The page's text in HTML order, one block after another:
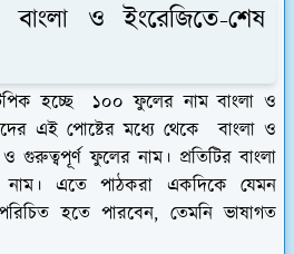
ও ইংরেজিতে-শেষ
হচ্ছে ১০০ ফুলের নাম বাংলা ও
এই পোষ্টের মধ্যে থেকে বাংলা ও
গুরুত্বপূর্ণ ফুলের নাম। প্রতিটির বাংলা
নাম। এতে পাঠকরা একদিকে যেমন
হতে পারবেন, তেমনি ভাষাগত